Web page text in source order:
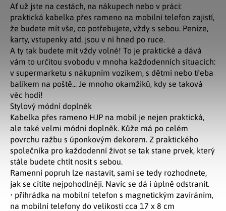
Ať už jste na cestách, na nákupech nebo v práci:
praktická kabelka přes rameno na mobilní telefon zajistí,
že budete mít vše, co potřebujete, vždy s sebou. Peníze,
karty, vstupenky atd. jsou v ní hned po ruce.
A ty tak budete mít vždy volné! To je praktické a dává
vám to určitou svobodu v mnoha každodenních situacích:
v supermarketu s nákupním vozíkem, s dětmi nebo třeba
balíkem na poště... Je mnoho okamžiků, kdy se taková
věc hodí!
Stylový módní doplněk
Kabelka přes rameno HJP na mobil je nejen praktická,
ale také velmi módní doplněk. Kůže má po celém
povrchu ražbu s úponkovým dekorem. Z praktického
společníka pro každodenní život se tak stane prvek, který
stále budete chtít nosit s sebou.
Ramenní popruh lze nastavit, sami se tedy rozhodnete,
jak se cítíte nejpohodlněji. Navíc se dá i úplně odstranit.
• přihrádka na mobilní telefon s magnetickým zavíráním,
na mobilní telefony do velikosti cca 17 x 8 cm